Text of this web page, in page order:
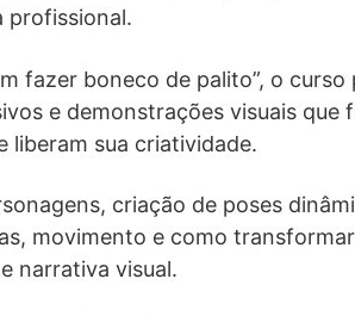
profissional.
fazer boneco de palito”, o
e demonstrações visuais que
liberam sua criatividade.
criação de poses
movimento e como
narrativa visual.